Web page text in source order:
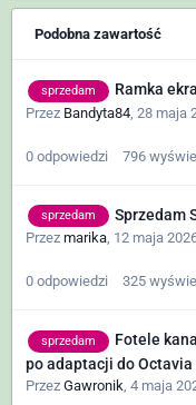
Podobna zawartość
sprzedam Ramka
Przez Bandyta84 28 maja
0 odpowiedzi 796
sprzedam Sprzedam
Przez marika, 12 maja
0 odpowiedzi 325
sprzedam
Fotele
po adaptacji do
Przez Gawronik 4 maja